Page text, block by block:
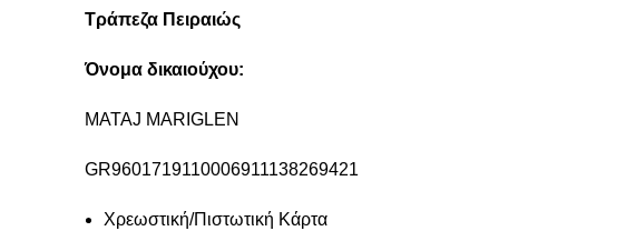
Τράπεζα Πειραιώς
Όνομα δικαιούχου:
MATAJ MARIGLEN
GR9601719110006911138269421
Χρεωστική/Πιστωτική Κάρτα